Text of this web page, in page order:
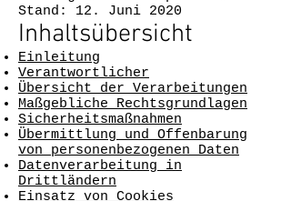
Stand: 12. Juni 2020
Inhaltsübersicht
Einleitung
Verantwortlicher
Übersicht der Verarbeitungen
Maßgebliche Rechtsgrundlagen
Sicherheitsmaßnahmen
Übermittlung und Offenbarung
von personenbezogenen Daten
Datenverarbeitung in
Drittländern
Einsatz von Cookies